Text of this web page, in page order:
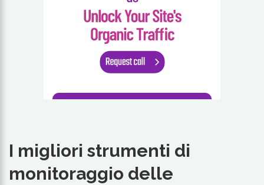
I migliori strumenti di
monitoraggio delle